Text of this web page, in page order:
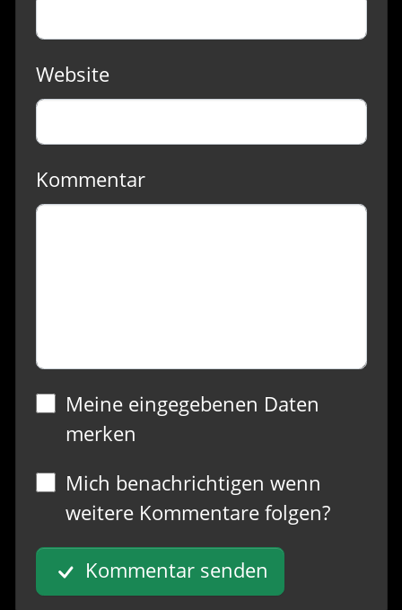
Website
Kommentar
Meine eingegebenen Daten
merken
Mich benachrichtigen wenn
weitere Kommentare folgen?
Kommentar senden